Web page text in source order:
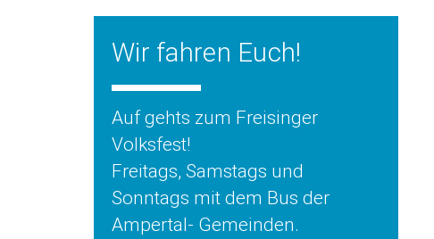
Wir fahren Euch!
Auf gehts zum Freisinger
Volksfest!
Freitags, Samstags und
Sonntags mit dem Bus der
Ampertal- Gemeinden.